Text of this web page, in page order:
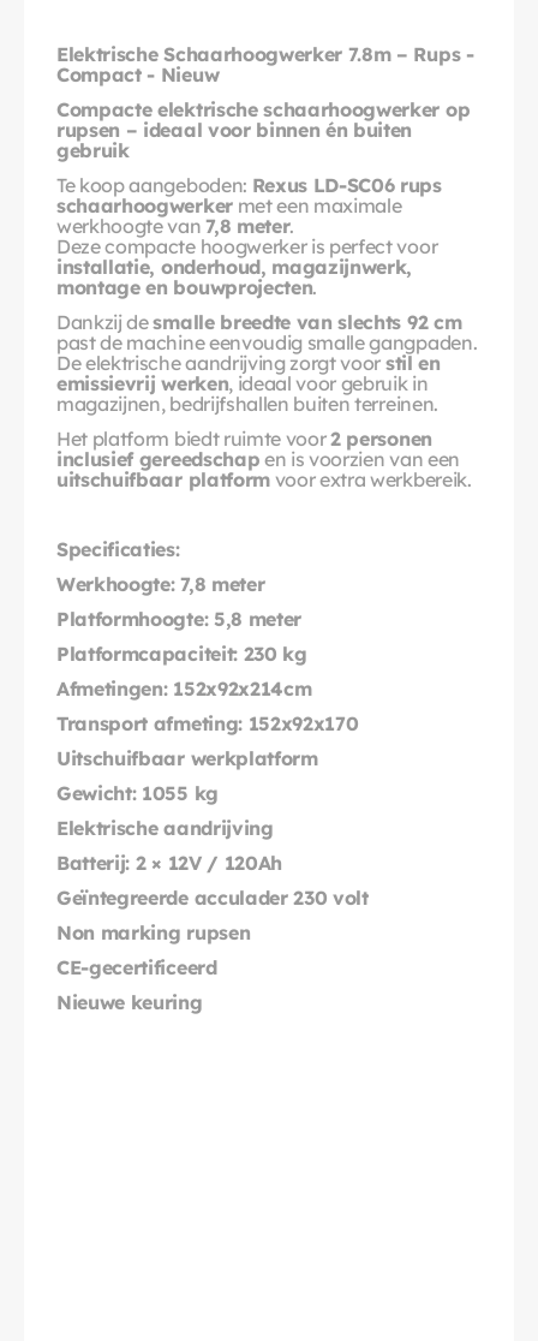
Elektrische Schaarhoogwerker 7.8m – Rups -
Compact - Nieuw
Compacte elektrische schaarhoogwerker op
rupsen – ideaal voor binnen én buiten
gebruik
Te koop aangeboden: Rexus LD-SC06 rups
schaarhoogwerker met een maximale
werkhoogte van 7,8 meter.
Deze compacte hoogwerker is perfect voor
installatie, onderhoud, magazijnwerk,
montage en bouwprojecten.
Dankzij de smalle breedte van slechts 92 cm
past de machine eenvoudig smalle gangpaden.
De elektrische aandrijving zorgt voor stil en
emissievrij werken, ideaal voor gebruik in
magazijnen, bedrijfshallen buiten terreinen.
Het platform biedt ruimte voor 2 personen
inclusief gereedschap
uitschuifbaar platform voor extra werkbereik.
Specificaties:
Werkhoogte: 7,8 meter
Platformhoogte: 5,8 meter
Platformcapaciteit: 230 kg
Afmetingen: 152x92x214cm
Transport afmeting: 152x92x170
Uitschuifbaar werkplatform
Gewicht: 1055 kg
Elektrische aandrijving
Batterij: 2 × 12V / 120Ah
Geïntegreerde acculader 230 volt
Non marking rupsen
CE-gecertificeerd
Nieuwe keuring